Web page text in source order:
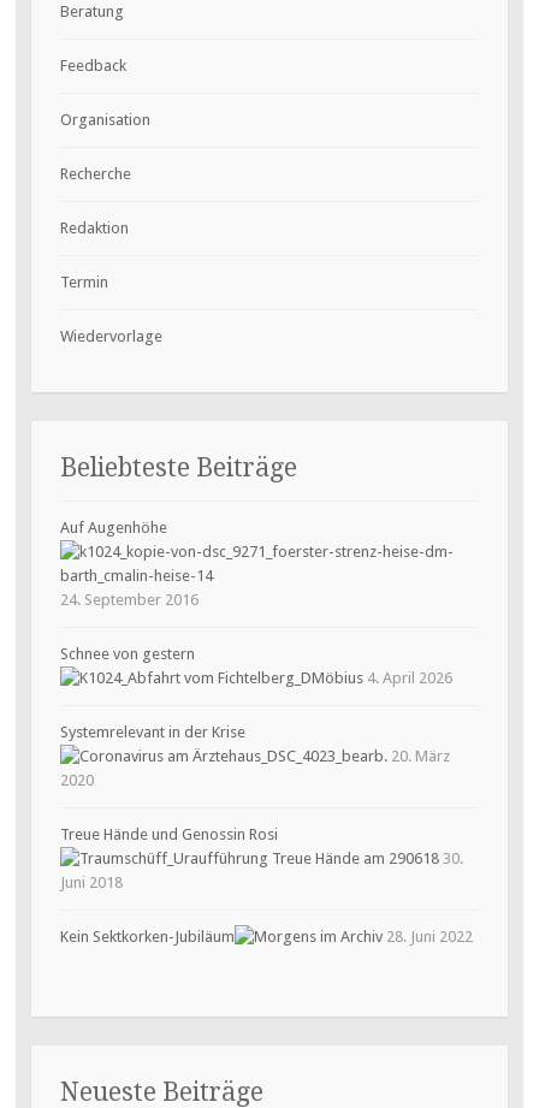
Beratung
Feedback
Organisation
Recherche
Redaktion
Termin
Wiedervorlage
Beliebteste Beiträge
Auf Augenhöhe
24. September 2016
Schnee von gestern
4. April 2026
Systemrelevant in der Krise
20. März
2020
Treue Hände und Genossin Rosi
30.
Juni 2018
Kein Sektkorken-Jubiläum 28. Juni 2022
Neueste Beiträge